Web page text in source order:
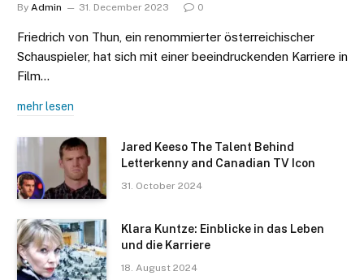
By Admin 31. December 2023 0
Friedrich von Thun, ein renommierter österreichischer
Schauspieler, hat sich mit einer beeindruckenden Karriere in
Film…
mehr lesen
Jared Keeso The Talent Behind
Letterkenny and Canadian TV Icon
31. October 2024
Klara Kuntze: Einblicke in das Leben
und die Karriere
18. August 2024